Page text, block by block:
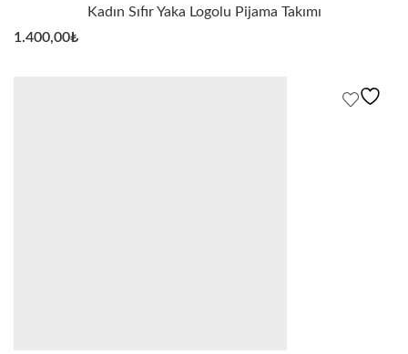
Kadın Sıfır Yaka Logolu Pijama Takımı
1.400,00₺